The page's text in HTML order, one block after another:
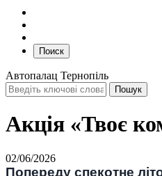
Поиск
Автопалац Тернопіль
Акція «Твоє
02/06/2026
Попереду спекотне